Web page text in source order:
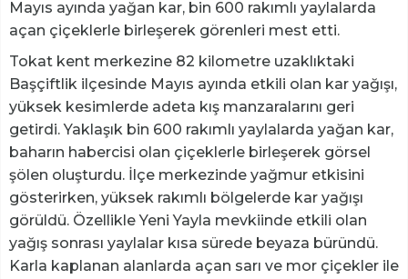
Mayıs ayında yağan kar, bin 600 rakımlı yaylalarda
açan çiçeklerle birleşerek görenleri mest etti.
Tokat kent merkezine 82 kilometre uzaklıktaki
Başçiftlik ilçesinde Mayıs ayında etkili olan kar yağışı,
yüksek kesimlerde adeta kış manzaralarını geri
getirdi. Yaklaşık bin 600 rakımlı yaylalarda yağan kar,
baharın habercisi olan çiçeklerle birleşerek görsel
şölen oluşturdu. İlçe merkezinde yağmur etkisini
gösterirken, yüksek rakımlı bölgelerde kar yağışı
görüldü. Özellikle Yeni Yayla mevkiinde etkili olan
yağış sonrası yaylalar kısa sürede beyaza büründü.
Karla kaplanan alanlarda açan sarı ve mor çiçekler ile